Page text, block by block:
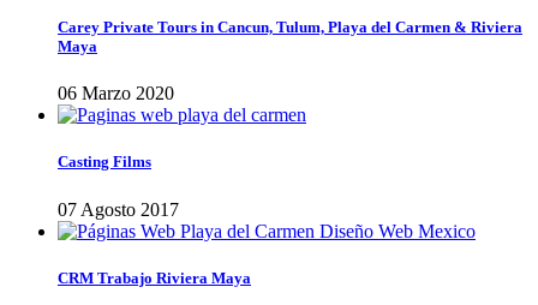
Carey Private Tours in Cancun, Tulum, Playa del Carmen & Riviera
Maya
06 Marzo 2020
Casting Films
07 Agosto 2017
CRM Trabajo Riviera Maya